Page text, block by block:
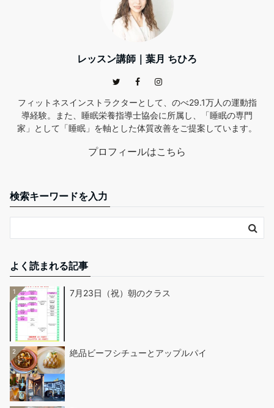
レッスン講師｜葉月 ちひろ
フィットネスインストラクターとして、のべ29.1万人の運動指
導経験。また、睡眠栄養指導士協会に所属し、「睡眠の専門
家」として「睡眠」を軸とした体質改善をご提案しています。
プロフィールはこちら
検索キーワードを入力
よく読まれる記事
1 7月23日（祝）朝のクラス
2 絶品ビーフシチューとアップルパイ